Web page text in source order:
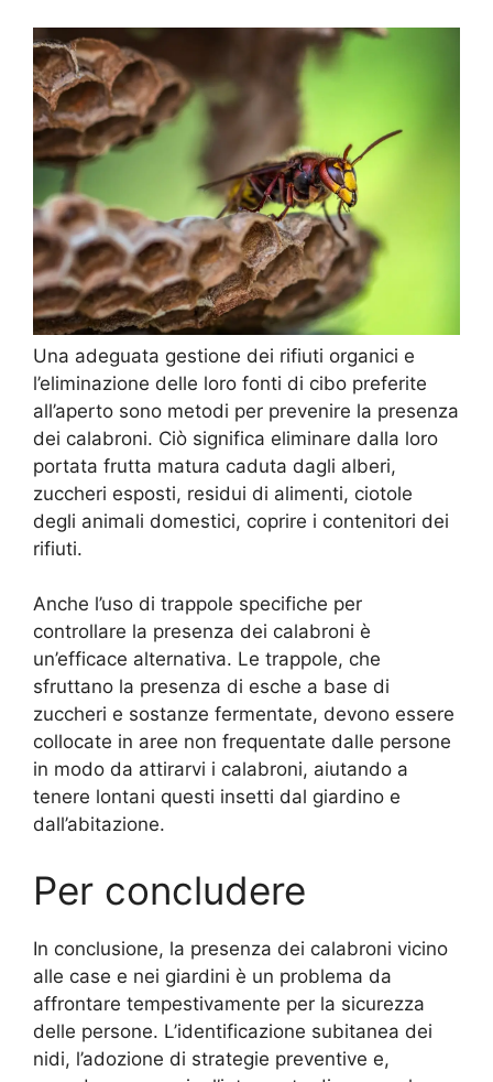
Una adeguata gestione dei rifiuti organici e
l’eliminazione delle loro fonti di cibo preferite
all’aperto sono metodi per prevenire la presenza
dei calabroni. Ciò significa eliminare dalla loro
portata frutta matura caduta dagli alberi,
zuccheri esposti, residui di alimenti, ciotole
degli animali domestici, coprire i contenitori dei
rifiuti.
Anche l’uso di trappole specifiche per
controllare la presenza dei calabroni è
un’efficace alternativa. Le trappole, che
sfruttano la presenza di esche a base di
zuccheri e sostanze fermentate, devono essere
collocate in aree non frequentate dalle persone
in modo da attirarvi i calabroni, aiutando a
tenere lontani questi insetti dal giardino e
dall’abitazione.
Per concludere
In conclusione, la presenza dei calabroni vicino
alle case e nei giardini è un problema da
affrontare tempestivamente per la sicurezza
delle persone. L’identificazione subitanea dei
nidi, l’adozione di strategie preventive e,